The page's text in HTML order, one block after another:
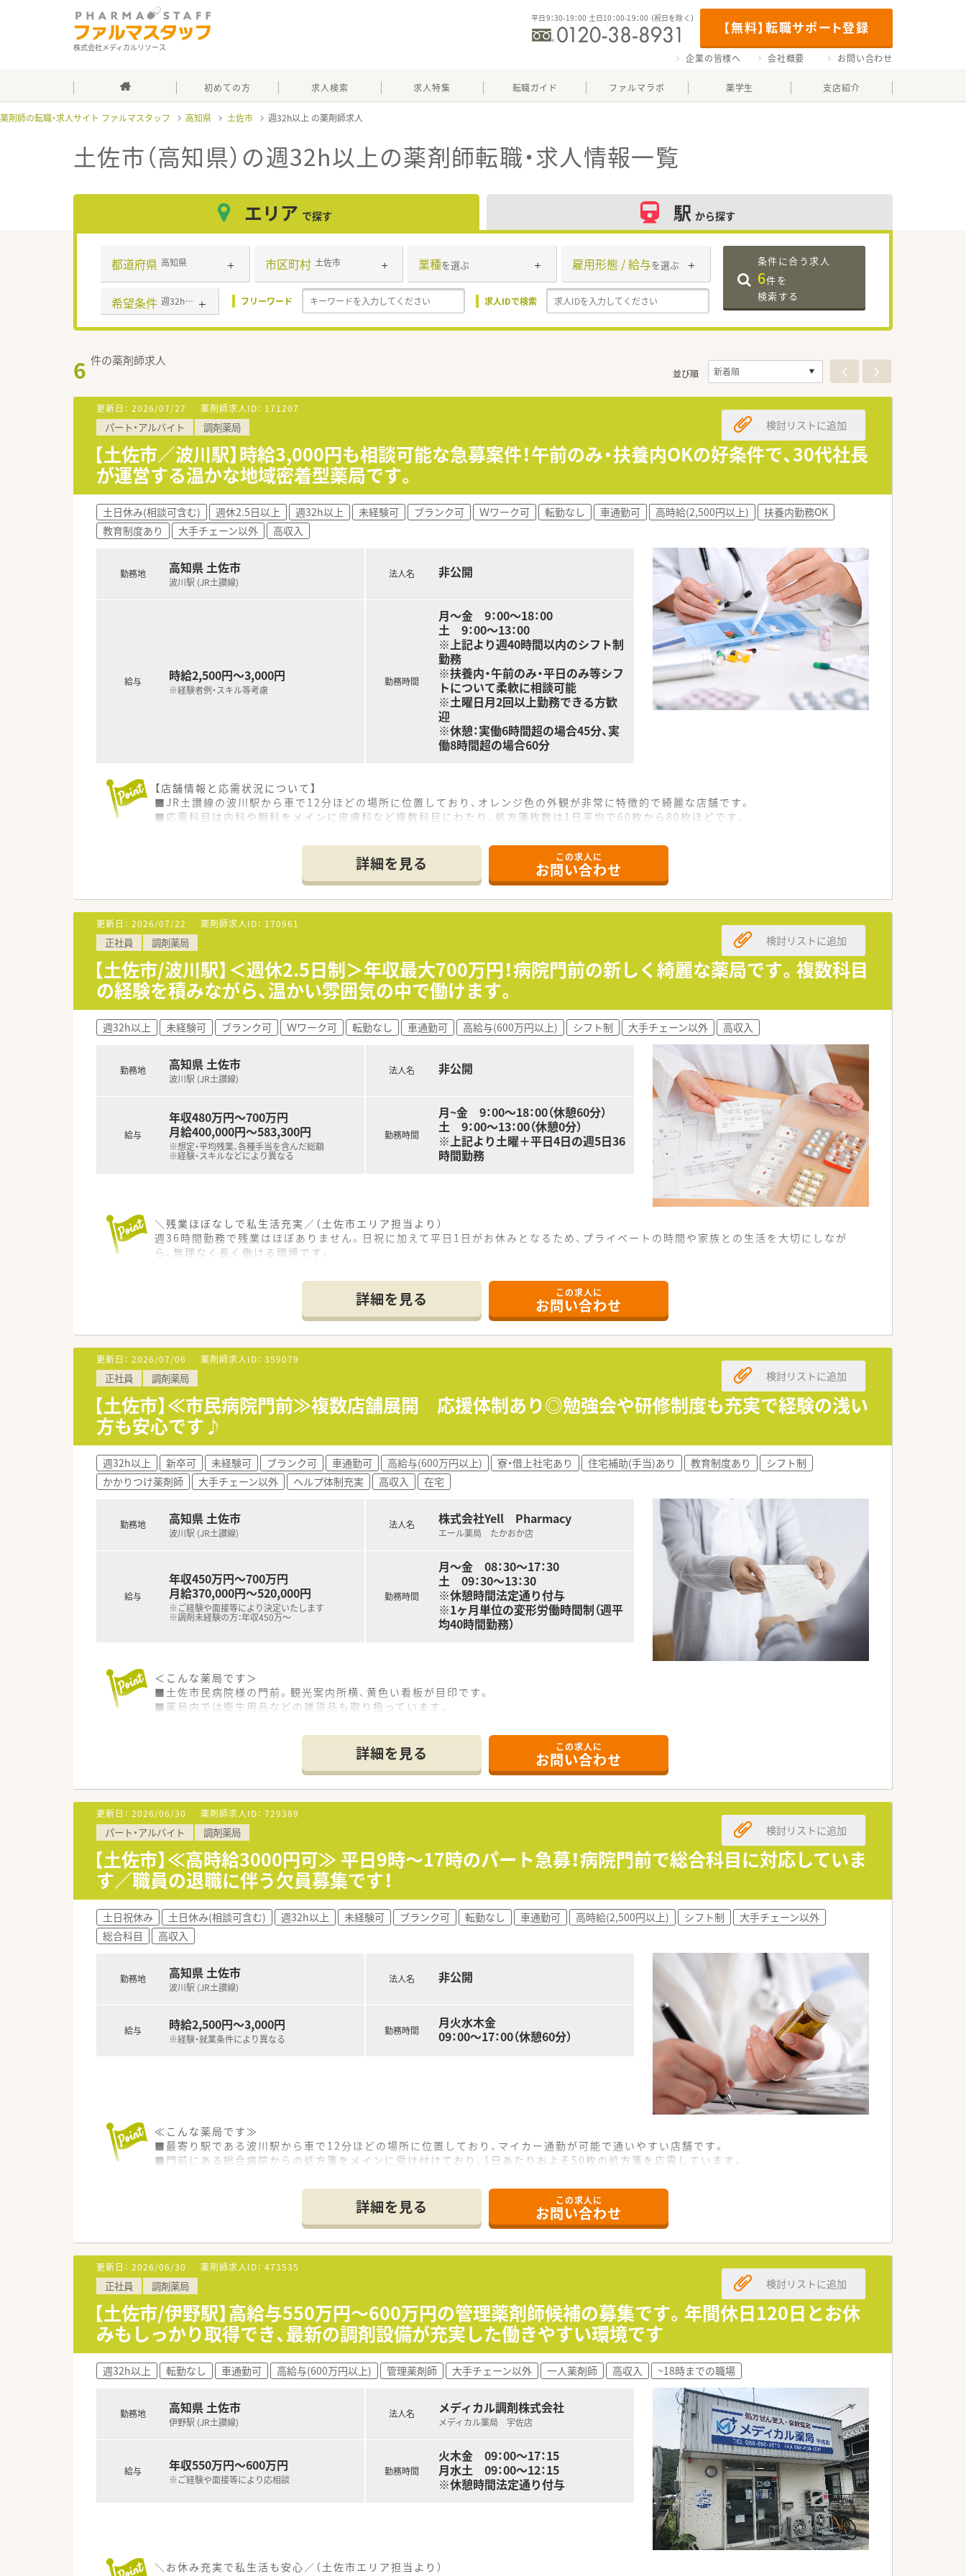
株式会社メディカルリソース
【無料】転職サポート登録
平日9：30-19：00 土日10：00-19：00 （祝日を除く）
企業の皆様へ 会社概要 お問い合わせ
初めての方 求人検索 求人特集 転職ガイド ファルマラボ 薬学生 支店紹介
薬剤師の転職・求人サイト ファルマスタッフ 高知県 土佐市 週32h以上
土佐市（高知県）の週32h以上の薬剤師転職・求人情報一覧
エリア で探す 駅 から探す
都道府県 高知県 市区町村 土佐市 業種を選ぶ 雇用形態 / 給与を選ぶ
希望条件 週32h以上 フリーワード 求人IDで検索
条件に合う求人
6件を
検索する
6 件の薬剤師求人
並び順
更新日： 2026/07/27 薬剤師求人ID： 171207
パート・アルバイト 調剤薬局
【土佐市／波川駅】時給3,000円も相談可能な急募案件！午前のみ・扶養内OKの好条件で、30代社長
が運営する温かな地域密着型薬局です。
検討リストに追加
土日休み(相談可含む) 週休2.5日以上 週32h以上 未経験可 ブランク可 Ｗワーク可 転勤なし 車通勤可 高時給(2,500円以上)
扶養内勤務OK
教育制度あり
大手チェーン以外 高収入
勤務地 高知県 土佐市
波川駅 (JR土讃線)
給与 時給2,500円～3,000円
※経験者例・スキル等考慮
法人名 非公開
勤務時間
月～金 9：00～18：00
土 9：00～13：00
※上記より週40時間以内のシフト制
勤務
※扶養内・午前のみ・平日のみ等シフ
トについて柔軟に相談可能
※土曜日月2回以上勤務できる方歓
迎
※休憩：実働6時間超の場合45分、実
働8時間超の場合60分
【店舗情報と応需状況について】
■JR土讃線の波川駅から車で12分ほどの場所に位置しており、オレンジ色の外観が非常に特徴的で綺麗な店舗です。
■応需科目は内科や眼科をメインに皮膚科など複数科目にわたり、処方箋枚数は1日平均で60枚から80枚ほどです。
■今回は1名の退職に伴う欠員補充のための急募であり、すぐにでも勤務を開始していただける方を求めています。
■調剤未経験の方は40代まで、経験者であれば50代まで幅広く受け入れており、ブランクがある方も相談可能です。
■周囲のスタッフと協力しながら円滑にコミュニケーションが取れる方や、地域医療に貢献したい方を歓迎しています。
【法人特徴について】
■高知県土佐市にて地域に根ざした薬局を1店舗展開しており、今後は県内でのさらなる多店舗展開も検討しています。
■30代後半の朗らかな社長夫妻が経営しており、代表自らも薬剤師として現場に立ち、風通しの良い組織を築いています。
■社長が関東から縁あって開局した経緯があり、ドクターとの信頼関係も厚く、安定した経営基盤を誇る法人です。
詳細を見る この求人に
お問い合わせ
更新日： 2026/07/22 薬剤師求人ID： 170961
正社員 調剤薬局
【土佐市/波川駅】＜週休2.5日制＞年収最大700万円！病院門前の新しく綺麗な薬局です。複数科目
の経験を積みながら、温かい雰囲気の中で働けます。
検討リストに追加
週32h以上 未経験可 ブランク可 Ｗワーク可 転勤なし 車通勤可 高給与(600万円以上) シフト制 大手チェーン以外 高収入
勤務地 高知県 土佐市
波川駅 (JR土讃線)
給与
年収480万円～700万円
月給400,000円～583,300円
※想定・平均残業、各種手当を含んだ総額
※経験・スキルなどにより異なる
法人名 非公開
勤務時間
月~金 9：00～18：00（休憩60分）
土 9：00～13：00（休憩0分）
※上記より土曜＋平日4日の週5日36
時間勤務
＼残業ほぼなしで私生活充実／（土佐市エリア担当より）
週36時間勤務で残業はほぼありません。日祝に加えて平日1日がお休みとなるため、プライベートの時間や家族との生活を大切にしなが
ら、無理なく長く働ける環境です。
【店舗情報と応需状況について】
■最寄り駅はJR土讃線の波川駅で、駅から車で12分の閑静なエリアに位置しており、マイカーでの通勤が非常に便利です。
■内科や眼科を中心に幅広い科目を1日平均60枚応需しているほか、施設や個人の在宅業務にも丁寧に対応しています。
■職場には常勤薬剤師が2名とパートが2から3名在籍しており、常時2から3名の体制で業務に臨んでいます。
【募集背景と求める人物像について】
■今回は体制の維持とさらなる充実を目指した欠員補充および定期採用として、新たな正社員の募集を開始しました。
■年齢は50代までの方を広く受け入れており、未経験やブランクがある方であっても人柄を重視して採用します。
■周囲のスタッフと協力しながら、患者様に対して明るく温かいコミュニケーションを取れる方を求めています。
【法人特徴について】
■高知県土佐市において地域に密着した調剤薬局を1店舗展開しており、地元の健康を支える存在となっています。
■代表を務めるご夫婦がともに30代後半から40代前半の薬剤師であり、現在も現場の第一線で活躍しています。
■今後はさらに高知県内での新規出店も視野に入れており、将来的な事業拡大に向けて成長を続けている企業です。
詳細を見る この求人に
お問い合わせ
更新日： 2026/07/06 薬剤師求人ID： 359079
正社員 調剤薬局
【土佐市】≪市民病院門前≫複数店舗展開 応援体制あり◎勉強会や研修制度も充実で経験の浅い
方も安心です♪
検討リストに追加
週32h以上 新卒可 未経験可 ブランク可 車通勤可 高給与(600万円以上) 寮・借上社宅あり 住宅補助(手当)あり 教育制度あり
シフト制
かかりつけ薬剤師
大手チェーン以外 ヘルプ体制充実 高収入 在宅
勤務地 高知県 土佐市
波川駅 (JR土讃線)
給与
年収450万円～700万円
月給370,000円～520,000円
※ご経験や面接等により決定いたします
※調剤未経験の方：年収450万～
法人名 株式会社Yell Pharmacy
エール薬局 たかおか店
勤務時間
月～金 08：30～17：30
土 09：30～13：30
※休憩時間法定通り付与
※1ヶ月単位の変形労働時間制（週平
均40時間勤務）
＜こんな薬局です＞
■土佐市民病院様の門前。観光案内所横、黄色い看板が目印です。
■薬局内では衛生用品などの雑貨品も取り扱っています。
■調剤・投薬・監査等、外来処方箋の対応全般をお願いいたします。
■消化器内科、循環器内科、呼吸器内科、神経内科、外科、眼科、耳鼻咽喉科、整形外科、脳神経外科、泌尿器科、婦人科、小児科、精神科、皮
膚科など、様々な領域の処方箋を受けています。
■処方箋枚数は1日あたり平均70枚です。
■投薬口は2箇所、立ち投薬です。
■在宅業務も患者様のご要望に応じて対応されています。
ご経験や入社後の状況に応じてご担当頂く可能性もございます。
＜研修制度＞
■ご入職後は店舗での実務を通じて一連の流れを習得頂きます。
ベテランの社員さんもおられますので安心です。
■認定薬剤師取得サポートとしてe-ラーニングの利用が可能です。
■1年に3回（3月、7月、11月）グループ内の薬剤師・看護師・ケアマネージャー・看護師・事務職全ての職員を集めての勉強会を開かれてい
ます。薬の知識だけでなく、安全管理の取り組みや外部の専門家による接遇研修等も行われています。
■保険薬局での勤務未経験の方に対しても、電子薬歴の使用方法や調剤報酬の算定方法等の教育カリキュラムをご準備されています。
■希望制となりますが、職員研修の一環として医療機関のご協力のもと、4～6カ月の病院研修も行われています。
■高知県内を中心にグループ全体で32店舗展開中です。今後も県内・県外にて店舗を増やしていく方針です。
■総合病院門前、クリニック門前など様々な形態の店舗を展開されており、ご経験に応じて配属店舗や在宅専任薬剤師としての業務など
■1年に1回以上学会に参加されており、学会発表チームを立ち上げ、日々の業務で感じたことや、患者さまからの要望などを議論して発
等）を導入されています。
＜こんな方にもオススメ＞
■研修制度が充実している企業をご希望の方
■外来対応だけでなく、在宅業務など幅広く経験していきたい方
等 少しでも気になる方はお気軽にお問い合わせ下さい。
詳細を見る この求人に
お問い合わせ
更新日： 2026/06/30 薬剤師求人ID： 729389
パート・アルバイト 調剤薬局
【土佐市】≪高時給3000円可≫ 平日9時～17時のパート急募！病院門前で総合科目に対応していま
す／職員の退職に伴う欠員募集です！
検討リストに追加
土日祝休み 土日休み(相談可含む) 週32h以上 未経験可 ブランク可 転勤なし 車通勤可 高時給(2,500円以上) シフト制
大手チェーン以外
総合科目
高収入
勤務地 高知県 土佐市
波川駅 (JR土讃線)
給与 時給2,500円～3,000円
※経験・就業条件により異なる
法人名 非公開
勤務時間
月火水木金
09：00～17：00（休憩60分）
≪こんな薬局です≫
■最寄り駅である波川駅から車で12分ほどの場所に位置しており、マイカー通勤が可能で通いやすい店舗です。
■門前にある総合病院からの処方箋をメインに受け付けており、1日あたりおよそ50枚の処方箋を応需しています。
■平日17時までの勤務になるので、ご家庭やプライベートの事情がある方も安心して働けます
時給2500円～、認定資格をお持ちであれば3000円も可能です
■ブランクからの復帰や病院門前でチャレンジしたい方！
フォロー体制があるので安心してスタートできます◎
詳細を見る この求人に
お問い合わせ
更新日： 2026/06/30 薬剤師求人ID： 473535
正社員 調剤薬局
【土佐市/伊野駅】高給与550万円〜600万円の管理薬剤師候補の募集です。年間休日120日とお休
みもしっかり取得でき、最新の調剤設備が充実した働きやすい環境です
検討リストに追加
週32h以上 転勤なし 車通勤可 高給与(600万円以上) 管理薬剤師 大手チェーン以外 一人薬剤師 高収入 ~18時までの職場
勤務地 高知県 土佐市
伊野駅 (JR土讃線)
給与 年収550万円～600万円
※ご経験や面接等により応相談
法人名 メディカル調剤株式会社
メディカル薬局 宇佐店
勤務時間
火木金 09：00〜17：15
月水土 09：00〜12：15
※休憩時間法定通り付与
＼お休み充実で私生活も安心／（土佐市エリア担当より）